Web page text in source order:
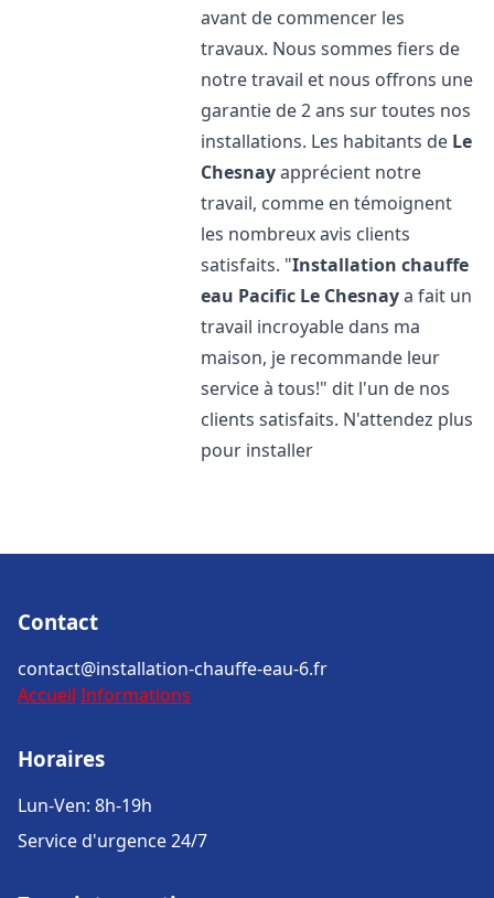
avant de commencer les
travaux. Nous sommes fiers de
notre travail et nous offrons une
garantie de 2 ans sur toutes nos
installations. Les habitants de Le
Chesnayapprécient notre
travail, comme en témoignent
les nombreux avis clients
satisfaits. "Installation chauffe
eau Pacific Le Chesnaya fait un
travail incroyable dans ma
maison, je recommande leur
service à tous!" dit l'un de nos
clients satisfaits. N'attendez plus
pour installer
Contact
contact@installation-chauffe-eau-6.fr
Accueil Informations
Horaires
Lun-Ven: 8h-19h
Service d'urgence 24/7